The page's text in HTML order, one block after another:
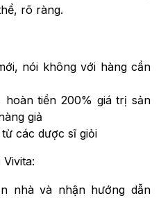
rõ ràng.
nói không với hàng cần
hoàn tiền 200% giá trị sản
giả
các dược sĩ giỏi
nhà và nhận hướng dẫn